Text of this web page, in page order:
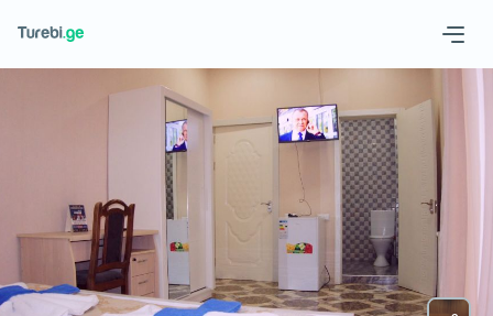
Geo Eng
Запросить отель